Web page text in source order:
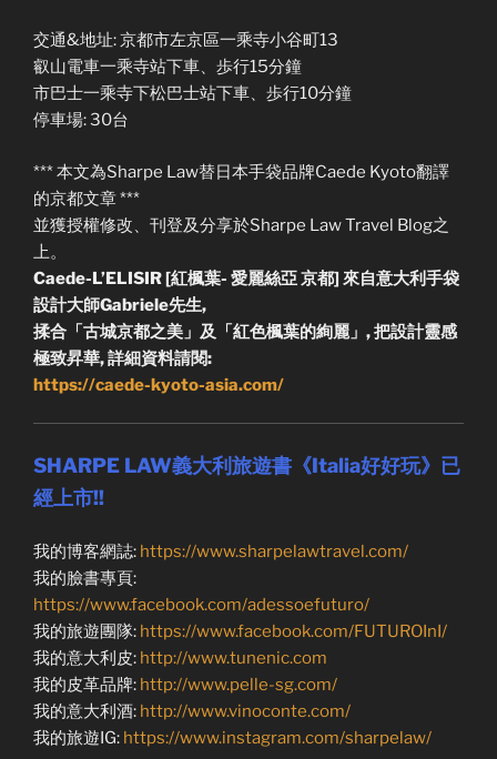
交通&地址: 京都市左京區一乘寺小谷町13
叡山電車一乘寺站下車、歩行15分鐘
市巴士一乘寺下松巴士站下車、歩行10分鐘
停車場: 30台
*** 本文為Sharpe Law替日本手袋品牌Caede Kyoto翻譯
的京都文章 ***
並獲授權修改、刊登及分享於Sharpe Law Travel Blog之
上。
Caede-L’ELISIR [紅楓葉- 愛麗絲亞 京都] 來自意大利手袋
設計大師Gabriele先生,
揉合「古城京都之美」及「紅色楓葉的絢麗」, 把設計靈感
極致昇華, 詳細資料請閱:
https://caede-kyoto-asia.com/
SHARPE LAW義大利旅遊書《Italia好好玩》已
經上市!!
我的博客網誌: https://www.sharpelawtravel.com/
我的臉書專頁:
https://www.facebook.com/adessoefuturo/
我的旅遊團隊: https://www.facebook.com/FUTUROInI/
我的意大利皮: http://www.tunenic.com
我的皮革品牌: http://www.pelle-sg.com/
我的意大利酒: http://www.vinoconte.com/
我的旅遊IG: https://www.instagram.com/sharpelaw/